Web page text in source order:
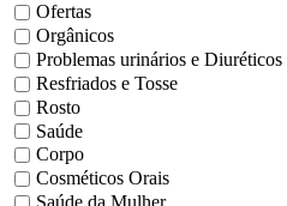
Ofertas
Orgânicos
Problemas urinários e Diuréticos
Resfriados e Tosse
Rosto
Saúde
Corpo
Cosméticos Orais